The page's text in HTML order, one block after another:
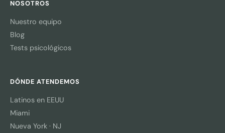
NOSOTROS
Nuestro equipo
Blog
Tests psicológicos
DÓNDE ATENDEMOS
Latinos en EEUU
Miami
Nueva York · NJ